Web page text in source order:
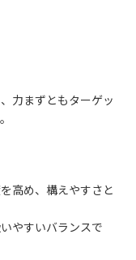
力まずともターゲッ
高め、構えやすさと
やすいバランスで